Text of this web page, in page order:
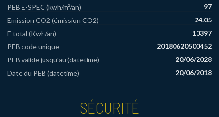
PEB E-SPEC (kwh/m²/an)
97
Emission CO2 (émission CO2)
24.05
E total (Kwh/an)
10397
PEB code unique
20180620500452
PEB valide jusqu'au (datetime)
20/06/2028
Date du PEB (datetime)
20/06/2018
SÉCURITÉ